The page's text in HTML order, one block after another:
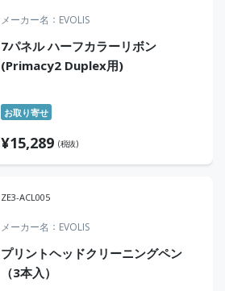
メーカー名 EVOLIS
7パネル ハーフカラーリボン
(Primacy2 Duplex用)
お取り寄せ
¥15,289 (税抜)
ZE3-ACL005
メーカー名 EVOLIS
プリントヘッドクリーニングペン
（3本入）